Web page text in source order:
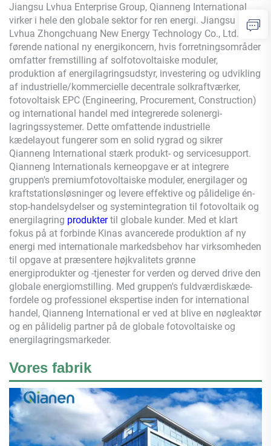
Jiangsu Lvhua Enterprise Group, Qianneng International
virker i hele den globale sektor for ren energi. Jiangsu
Lvhua Zhongchuang New Energy Technology Co., Ltd. er en
førende national ny energikoncern, hvis forretningsområder
omfatter fremstilling af solfotovoltaiske moduler,
produktion af energilagringsudstyr, investering og udvikling
af industrielle/kommercielle decentrale solkraftværker,
fotovoltaisk EPC (Engineering, Procurement, Construction)
og international handel med integrerede solenergi-
lagringssystemer. Dette omfattende industrielle
kædelayout fungerer som en solid rygrad og sikrer
Qianneng International stærk produkt- og servicesupport.
Qianneng Internationals kerneopgave er at integrere
gruppen's premiumfotovoltaiske moduler, energilager og
kraftstationsløsninger og levere effektive og pålidelige én-
stop-handelsydelser og systemintegration til fotovoltaik og
energilagring produktertil globale kunder. Med et klart
fokus på at forbinde Kinas avancerede produktion af ny
energi med internationale markedsbehov har virksomheden
til opgave at præsentere højkvalitets grønne
energiprodukter og -tjenester for verden og derved drive den
globale energiomstilling. Med gruppen's fuldværdiskæde-
fordele og professionel ekspertise inden for international
handel, Qianneng International er ved at blive en nøgleaktør
og en pålidelig partner på de globale fotovoltaiske og
energilagringsmarkeder.
Vores fabrik